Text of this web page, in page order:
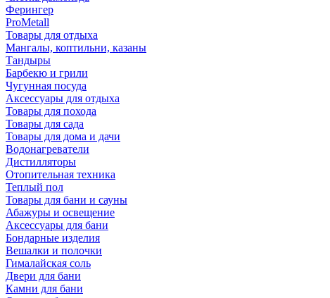
Ферингер
ProMetall
Товары для отдыха
Мангалы, коптильни, казаны
Тандыры
Барбекю и грили
Чугунная посуда
Аксессуары для отдыха
Товары для похода
Товары для сада
Товары для дома и дачи
Водонагреватели
Дистилляторы
Отопительная техника
Теплый пол
Товары для бани и сауны
Абажуры и освещение
Аксессуары для бани
Бондарные изделия
Вешалки и полочки
Гималайская соль
Двери для бани
Камни для бани